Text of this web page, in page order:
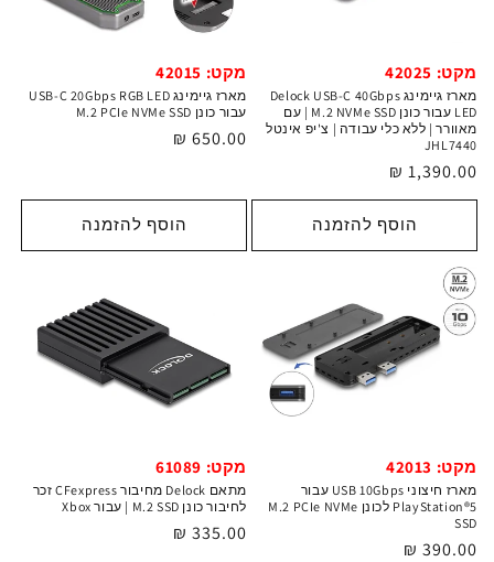
מקט: 42025
מארז גיימינג Delock USB-C 40Gbps
LED עבור כונן M.2 NVMe SSD | עם
מאוורר | ללא כלי עבודה | צ'יפ אינטל
JHL7440
מחיר
רגיל
1,390.00 ₪
הוסף להזמנה
מקט: 42015
מארז גיימינג USB-C 20Gbps RGB LED
עבור כונן M.2 PCIe NVMe SSD
מחיר
650.00 ₪
הוסף להזמנה
מקט: 42013
מארז חיצוני USB 10Gbps עבור
PlayStation®5 לכונן M.2 PCIe NVMe
SSD
מחיר
390.00 ₪
מקט: 61089
מתאם Delock מחיבור CFexpress זכר
לחיבור כונן M.2 SSD | עבור Xbox
מחיר
335.00 ₪